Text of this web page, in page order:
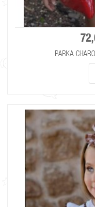
PARKA